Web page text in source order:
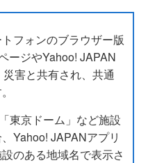
フォンのブラウザー版
ージやYahoo! JAPAN
害と共有され、共通
東京ドーム」など施設
Yahoo! JAPANアプリ
のある地域名で表示さ